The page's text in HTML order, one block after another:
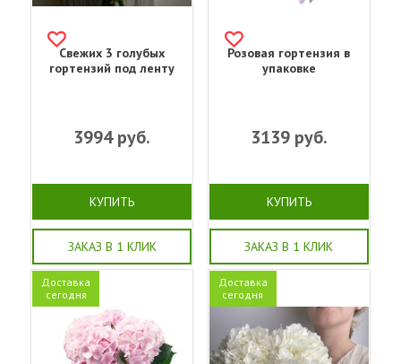
Свежих 3 голубых
гортензий под ленту
3994руб.
КУПИТЬ
ЗАКАЗ В 1 КЛИК
Розовая гортензия в
упаковке
3139руб.
КУПИТЬ
ЗАКАЗ В 1 КЛИК
Доставка
сегодня
Доставка
сегодня